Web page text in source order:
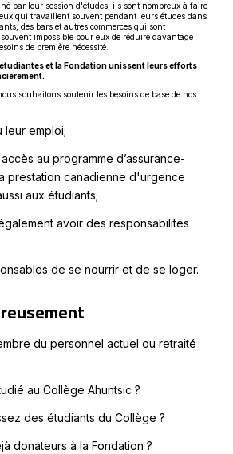
par leur session d'études, ils sont nombreux à faire
qui travaillent souvent pendant leurs études dans
des bars et autres commerces qui sont
impossible pour eux de réduire davantage
de première nécessité.
et la Fondation unissent leurs efforts
souhaitons soutenir les besoins de base de nos
leur emploi;
au programme d’assurance-
prestation canadienne d'urgence
aux étudiants;
avoir des responsabilités
de se nourrir et de se loger.
du personnel actuel ou retraité
au Collège Ahuntsic ?
des étudiants du Collège ?
donateurs à la Fondation ?